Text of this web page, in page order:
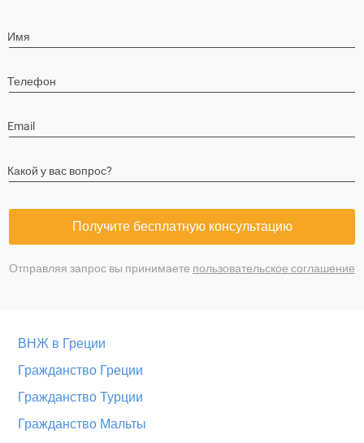
Имя
Телефон
Email
Какой у вас вопрос?
Получите бесплатную консультацию
Отправляя запрос вы принимаете пользовательское соглашение
ВНЖ в Греции
Гражданство Греции
Гражданство Турции
Гражданство Мальты